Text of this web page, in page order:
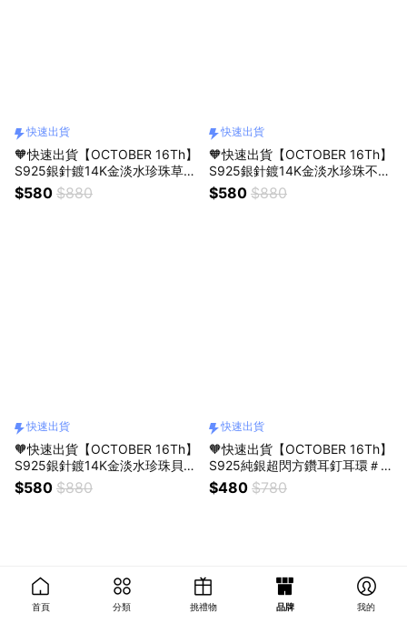
快速出貨
🧡快速出貨【OCTOBER 16Th】
S925銀針鍍14K金淡水珍珠草莓
晶不對稱耳環耳釘＃CRY4021
開運 生日禮物 閨蜜禮物 情人節
$580 $880
快速出貨
🧡快速出貨【OCTOBER 16Th】
S925銀針鍍14K金淡水珍珠不對
稱耳環耳釘＃CRY4020 開運 生
日禮物 閨蜜禮物 情人節禮物 交
$580 $880
快速出貨
🧡快速出貨【OCTOBER 16Th】
S925銀針鍍14K金淡水珍珠貝殼
耳環耳釘＃CRY4019 開運 生日
禮物 閨蜜禮物 情人節禮物 交換
$580 $880
快速出貨
🧡快速出貨【OCTOBER 16Th】
S925純銀超閃方鑽耳釘耳環＃C
RY4017 開運 生日禮物 閨蜜禮物
情人節禮物 交換禮物 客製化禮
$480 $780
首頁 分類 挑禮物 品牌 我的